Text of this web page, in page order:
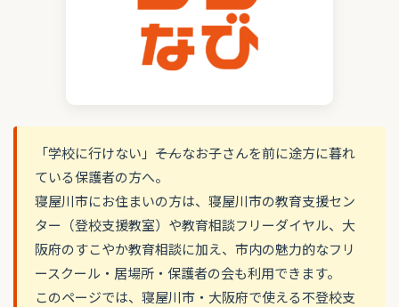
「学校に行けない」――そんなお子さんを前に途方に暮れ
ている保護者の方へ。
寝屋川市にお住まいの方は、寝屋川市の教育支援セン
ター（登校支援教室）や教育相談フリーダイヤル、大
阪府のすこやか教育相談に加え、市内の魅力的なフリ
ースクール・居場所・保護者の会も利用できます。
このページでは、寝屋川市・大阪府で使える不登校支